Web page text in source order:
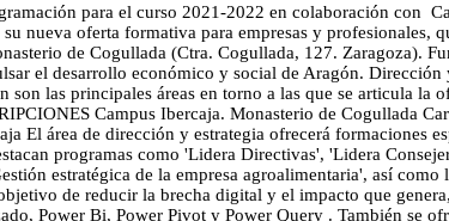
para el curso 2021-2022 en colaboración con
nueva oferta formativa para empresas y
de Cogullada (Ctra. Cogullada, 127. Zaragoza).
el desarrollo económico y social de Aragón.
son las principales áreas en torno a las que se articula
Campus Ibercaja. Monasterio de Cogullada
El área de dirección y estrategia ofrecerá formaciones
programas como 'Lidera Directivas', 'Lidera
estratégica de la empresa agroalimentaria', así
de reducir la brecha digital y el impacto que
Power Bi, Power Pivot y Power Query . También